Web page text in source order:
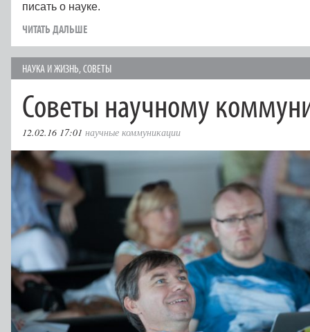
писать о науке.
ЧИТАТЬ ДАЛЬШЕ
НАУКА И ЖИЗНЬ,СОВЕТЫ
Советы научному
12.02.16 17:01 научные коммуникации